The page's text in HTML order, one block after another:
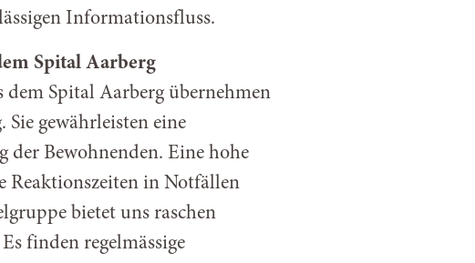
Informationsfluss.
Spital Aarberg
Spital Aarberg übernehmen
Sie gewährleisten eine
der Bewohnenden. Eine hohe
Reaktionszeiten in Notfällen
bietet uns raschen
finden regelmässige